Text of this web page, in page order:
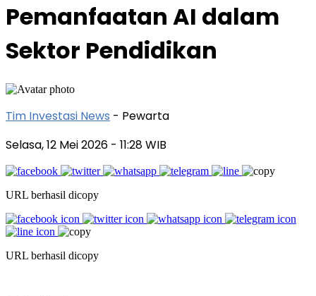
Pemanfaatan AI dalam
Sektor Pendidikan
Tim Investasi News - Pewarta
Selasa, 12 Mei 2026 - 11:28 WIB
URL berhasil dicopy
URL berhasil dicopy